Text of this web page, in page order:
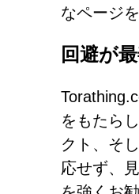
なページ
回避が
をもたら
クト、そ
応せず、